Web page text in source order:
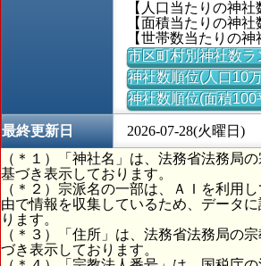
【人口当たりの神
【面積当たりの神
【世帯数当たりの
市区町村別神社数ラ
神社数順位(人口10
神社数順位(面積100
最終更新日
2026-07-28(火曜日)
（＊１）「神社名」は、法務省法務局
基づき表示しております。
（＊２）宗派名の一部は、ＡＩを利用
由で情報を収集しているため、データ
ります。
（＊３）「住所」は、法務省法務局の
づき表示しております。